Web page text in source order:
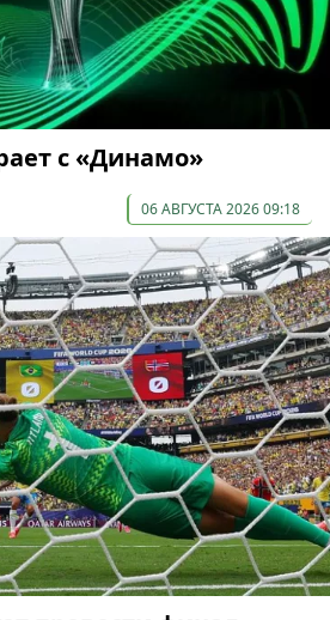
с «Динамо»
06 АВГУСТА 2026 09:18